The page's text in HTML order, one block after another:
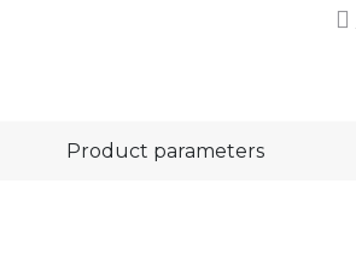
Product parameters